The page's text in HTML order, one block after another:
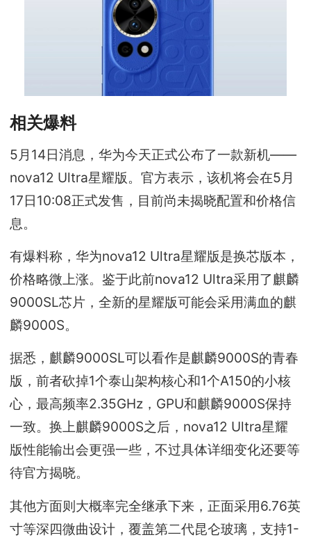
相关爆料
5月14日消息，华为今天正式公布了一款新机——
nova12 Ultra星耀版。官方表示，该机将会在5月
17日10:08正式发售，目前尚未揭晓配置和价格信
息。
有爆料称，华为nova12 Ultra星耀版是换芯版本，
价格略微上涨。鉴于此前nova12 Ultra采用了麒麟
9000SL芯片，全新的星耀版可能会采用满血的麒
麟9000S。
据悉，麒麟9000SL可以看作是麒麟9000S的青春
版，前者砍掉1个泰山架构核心和1个A150的小核
心，最高频率2.35GHz，GPU和麒麟9000S保持
一致。换上麒麟9000S之后，nova12 Ultra星耀
版性能输出会更强一些，不过具体详细变化还要等
待官方揭晓。
其他方面则大概率完全继承下来，正面采用6.76英
寸等深四微曲设计，覆盖第二代昆仑玻璃，支持1-